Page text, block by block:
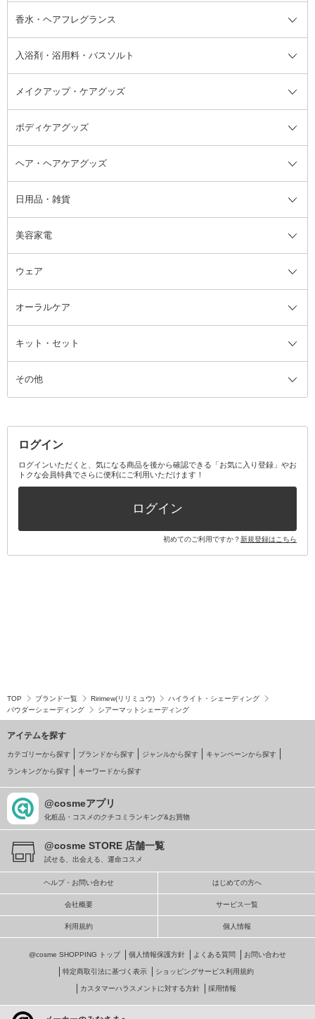
リップクリーム・リップケア
顔用マッサージ料
ハイライト・シェーディング
ネイルケア
脱毛・除毛ケア
頭皮ケア・育毛剤
その他シャンプー・ヘアケア・ヘ
アスタイリング
その他日焼け対策・UVケア
フット用デオドラント・制汗剤・
汗ケア
ネイル・ネイルグッズ全て
ジェルネイル
リムーバー・除光液
香水・ヘアフレグランス
香水・ヘアフレグランス全て
フレグランスミスト
その他香水・ヘアフレグランス
入浴剤・浴用料・バスソルト
入浴剤・浴用料・バスソルト全て
バスソルト
メイクアップ・ケアグッズ
メイクアップ・ケアグッズ全て
コットン・綿棒
洗顔グッズ
ブラシ・チップ
ツィザー・毛抜き
カミソリ
ファンデーション・パウダーケー
ス
ミラー・鏡
ボディケアグッズ
ボディケアグッズ全て
マッサージ・ボディケアグッズ
かかと・角質ケアグッズ
絆創膏
ヘア・ヘアケアグッズ
ヘア・ヘアケアグッズ全て
ヘアゴム
ヘアバンド
ヘッドマッサージブラシ
日用品・雑貨
日用品・雑貨全て
柔軟剤
ルームフレグランス・ディフュー
ザー
アロマキャンドル
消臭剤・芳香剤
美容家電
美容家電全て
ボディケア美容家電
その他美容家電
ウェア
ウェア全て
レッグウェア
オーラルケア
オーラルケア全て
歯ブラシ
その他オーラルケア
キット・セット
キット・セット全て
ボディケアキット
その他キット・セット
その他
ログイン
ログインいただくと、気になる商品を後から確認できる「お気に入り登録」やお
トクな会員特典でさらに便利にご利用いただけます！
ログイン
初めてのご利用ですか？新規登録はこちら
TOP ブランド一覧 Ririmew(リリミュウ)
ハイライト・シェーディング
パウダーシェーディング
シアーマットシェーディング
アイテムを探す
カテゴリーから探す ブランドから探す ジャンルから探す キャンペーンから探す
ランキングから探す キーワードから探す
@cosmeアプリ
化粧品・コスメのクチコミランキング&お買物
@cosme STORE 店舗一覧
試せる、出会える、運命コスメ
ヘルプ・お問い合わせ はじめての方へ
会社概要 サービス一覧
利用規約 個人情報
@cosme SHOPPING トップ 個人情報保護方針 よくある質問 お問い合わせ
特定商取引法に基づく表示 ショッピングサービス利用規約
カスタマーハラスメントに対する方針 採用情報